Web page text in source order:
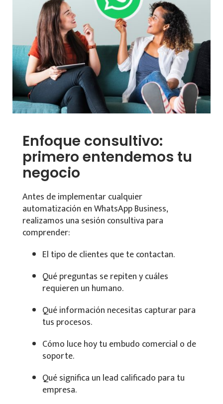
Enfoque consultivo:
primero entendemos tu
negocio
Antes de implementar cualquier
automatización en WhatsApp Business,
realizamos una sesión consultiva para
comprender:
El tipo de clientes que te contactan.
Qué preguntas se repiten y cuáles
requieren un humano.
Qué información necesitas capturar para
tus procesos.
Cómo luce hoy tu embudo comercial o de
soporte.
Qué significa un lead calificado para tu
empresa.